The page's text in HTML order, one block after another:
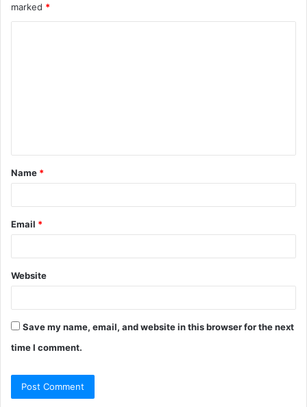
marked *
t
*
Name *
Email *
Website
Save my name, email, and website in this browser for the next
time I comment.